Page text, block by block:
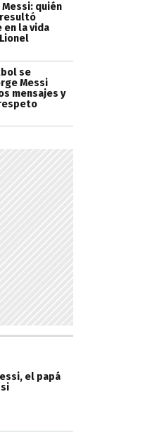
Messi: quién
resultó
la vida
se
Messi
mensajes y
el papá